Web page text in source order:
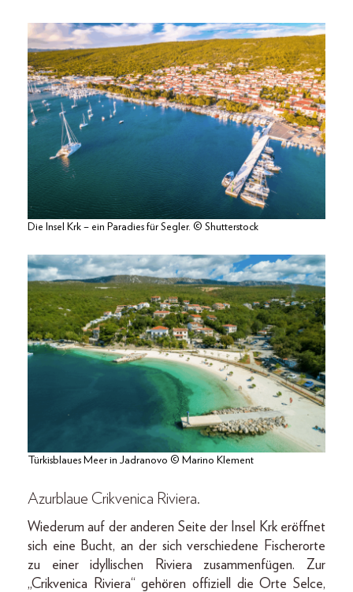
Die Insel Krk – ein Paradies für Segler. © Shutterstock
Türkisblaues Meer in Jadranovo © Marino Klement
Azurblaue Crikvenica Riviera.
Wiederum auf der anderen Seite der Insel Krk eröffnet
sich eine Bucht, an der sich verschiedene Fischerorte
zu einer idyllischen Riviera zusammenfügen. Zur
„Crikvenica Riviera“ gehören offiziell die Orte Selce,